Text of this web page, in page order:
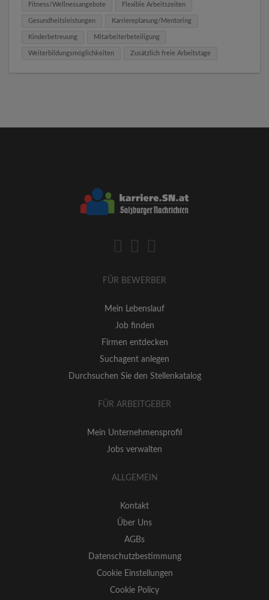
Fitness/Wellnessangebote Flexible Arbeitszeiten
Gesundheitsleistungen Karriereplanung/Mentoring
Kinderbetreuung Mitarbeiterbeteiligung
Weiterbildungsmöglichkeiten Zusätzlich freie Arbeitstage
FÜR BEWERBER
Mein Lebenslauf
Job finden
Firmen entdecken
Suchagent anlegen
Durchsuchen Sie den Stellenkatalog
FÜR ARBEITGEBER
Mein Unternehmensprofil
Jobs verwalten
ALLGEMEIN
Kontakt
Über Uns
AGBs
Datenschutzbestimmung
Cookie Einstellungen
Cookie Policy